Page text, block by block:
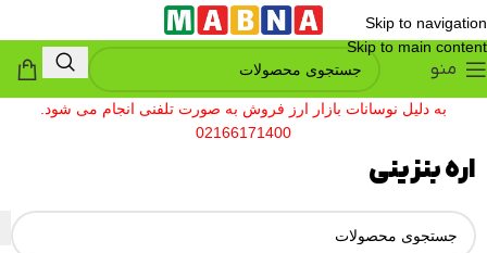
Skip to navigation
Skip to main content
منو
به دلیل نوسانات بازار ارز فروش به صورت تلفنی انجام می شود.
02166171400
اره بنزینی